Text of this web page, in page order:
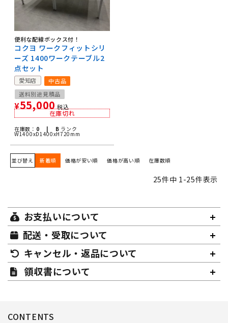
便利な配線ボックス付！
コクヨ ワークフィットシリ
ーズ 1400ワークテーブル2
点セット
愛知店
中古品
送料別途見積品
¥55,000 税込
在庫切れ
在庫数： 0 | B ランク
W1400xD1400xH720mm
並び替え 新着順 価格が安い順 価格が高い順 在庫数順
25件中 1 -25件表示
お支払いについて
配送・受取について
キャンセル・返品について
領収書について
CONTENTS